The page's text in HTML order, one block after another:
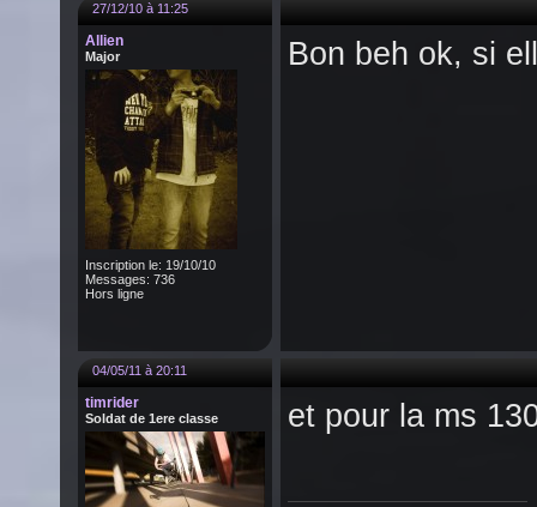
27/12/10 à 11:25
Allien
Major
Inscription le: 19/10/10
Messages: 736
Hors ligne
Bon beh ok, si
04/05/11 à 20:11
timrider
Soldat de 1ere classe et pour la ms